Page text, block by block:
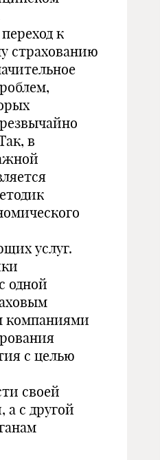
к
страхованию
в
услуг.
одной
компаниями
с целью
своей
а с другой